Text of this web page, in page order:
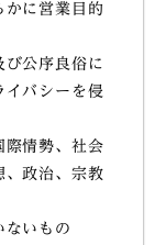
かに営業目的
公序良俗に
イバシーを侵
際情勢、社会
、政治、宗教
ないもの